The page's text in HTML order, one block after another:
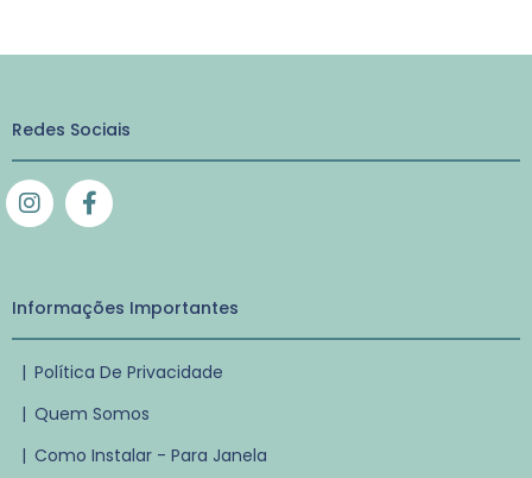
Redes Sociais
Informações Importantes
| Política De Privacidade
| Quem Somos
| Como Instalar - Para Janela